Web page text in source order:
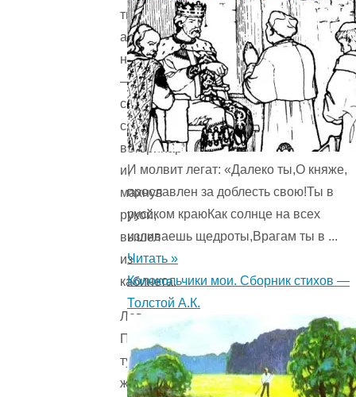
тил,
а
наоборот,
—
сердито
сказал
ветеринар
и,
махнув
рукой,
вышел
из
кабинета.
Лев
Павлиныч
тут
же
И молвит легат: «Далеко ты,О княже,
прославлен за доблесть свою!Ты в
русском краюКак солнце на всех
изливаешь щедроты,Врагам ты в ...
Читать »
Колокольчики мои. Сборник стихов —
Толстой А.К.